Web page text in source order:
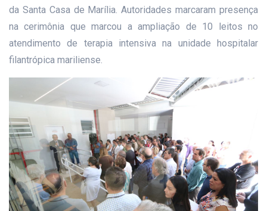
da Santa Casa de Marília. Autoridades marcaram presença
na cerimônia que marcou a ampliação de 10 leitos no
atendimento de terapia intensiva na unidade hospitalar
filantrópica mariliense.